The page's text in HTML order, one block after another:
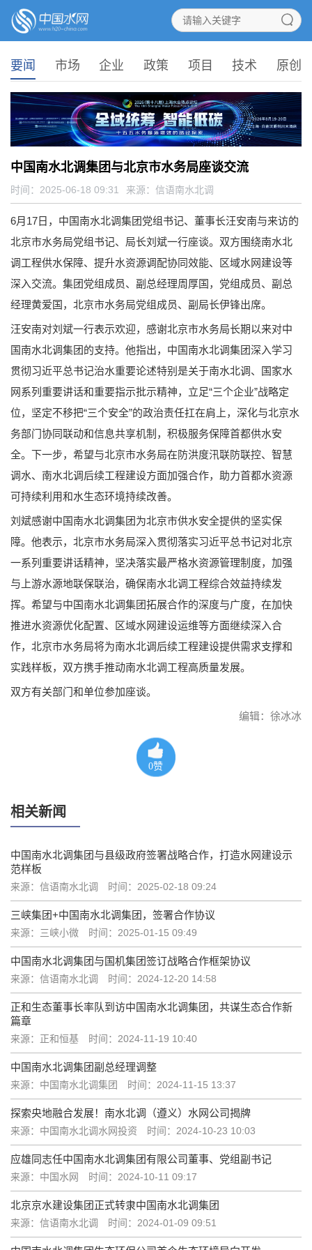
要闻 市场 企业 政策 项目 技术 原创
中国南水北调集团与北京市水务局座谈交流
时间：2025-06-18 09:31 来源： 信语南水北调
6月17日，中国南水北调集团党组书记、董事长汪安南与来访的
北京市水务局党组书记、局长刘斌一行座谈。双方围绕南水北
调工程供水保障、提升水资源调配协同效能、区域水网建设等
深入交流。集团党组成员、副总经理周厚国，党组成员、副总
经理黄爱国，北京市水务局党组成员、副局长伊锋出席。
汪安南对刘斌一行表示欢迎，感谢北京市水务局长期以来对中
国南水北调集团的支持。他指出，中国南水北调集团深入学习
贯彻习近平总书记治水重要论述特别是关于南水北调、国家水
网系列重要讲话和重要指示批示精神，立足“三个企业”战略定
位，坚定不移把“三个安全”的政治责任扛在肩上，深化与北京水
务部门协同联动和信息共享机制，积极服务保障首都供水安
全。下一步，希望与北京市水务局在防洪度汛联防联控、智慧
调水、南水北调后续工程建设方面加强合作，助力首都水资源
可持续利用和水生态环境持续改善。
刘斌感谢中国南水北调集团为北京市供水安全提供的坚实保
障。他表示，北京市水务局深入贯彻落实习近平总书记对北京
一系列重要讲话精神，坚决落实最严格水资源管理制度，加强
与上游水源地联保联治，确保南水北调工程综合效益持续发
挥。希望与中国南水北调集团拓展合作的深度与广度，在加快
推进水资源优化配置、区域水网建设运维等方面继续深入合
作，北京市水务局将为南水北调后续工程建设提供需求支撑和
实践样板，双方携手推动南水北调工程高质量发展。
双方有关部门和单位参加座谈。
编辑：徐冰冰
0赞
相关新闻
中国南水北调集团与县级政府签署战略合作，打造水网建设示
范样板
来源：信语南水北调 时间：2025-02-18 09:24
三峡集团+中国南水北调集团，签署合作协议
来源：三峡小微 时间：2025-01-15 09:49
中国南水北调集团与国机集团签订战略合作框架协议
来源：信语南水北调 时间：2024-12-20 14:58
正和生态董事长率队到访中国南水北调集团，共谋生态合作新
篇章
来源：正和恒基 时间：2024-11-19 10:40
中国南水北调集团副总经理调整
来源：中国南水北调集团 时间：2024-11-15 13:37
探索央地融合发展！南水北调（遵义）水网公司揭牌
来源：中国南水北调水网投资 时间：2024-10-23 10:03
应雄同志任中国南水北调集团有限公司董事、党组副书记
来源：中国水网 时间：2024-10-11 09:17
北京京水建设集团正式转隶中国南水北调集团
来源：信语南水北调 时间：2024-01-09 09:51